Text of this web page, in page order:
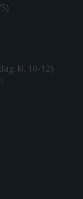
kl. 10-12)